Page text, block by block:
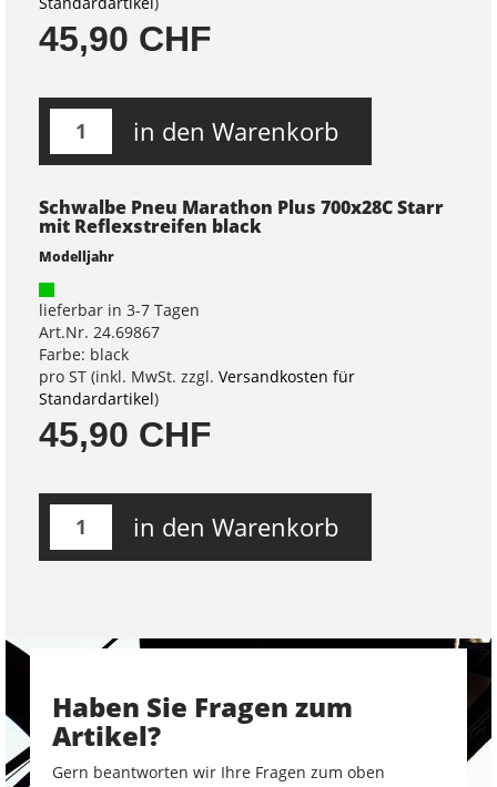
45,90 CHF
in den Warenkorb
Schwalbe Pneu Marathon Plus 700x28C Starr
mit Reflexstreifen black
Modelljahr
lieferbar in 3-7 Tagen
Art.Nr. 24.69867
Farbe: black
pro ST (inkl. MwSt. zzgl. Versandkosten für
Standardartikel)
45,90 CHF
in den Warenkorb
Haben Sie Fragen zum
Artikel?
Gern beantworten wir Ihre Fragen zum oben